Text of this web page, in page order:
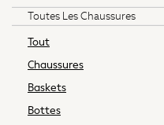
Crochet
THE SET
All Beachwear
Bikinis
Toutes Les Chaussures
Tout
Chaussures
Baskets
Bottes